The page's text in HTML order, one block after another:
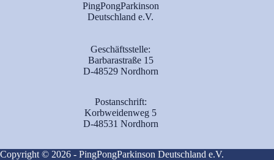
PingPongParkinson
Deutschland e.V.
Geschäftsstelle:
Barbarastraße 15
D-48529 Nordhorn
Postanschrift:
Korbweidenweg 5
D-48531 Nordhorn
Copyright © 2026 - PingPongParkinson Deutschland e.V.